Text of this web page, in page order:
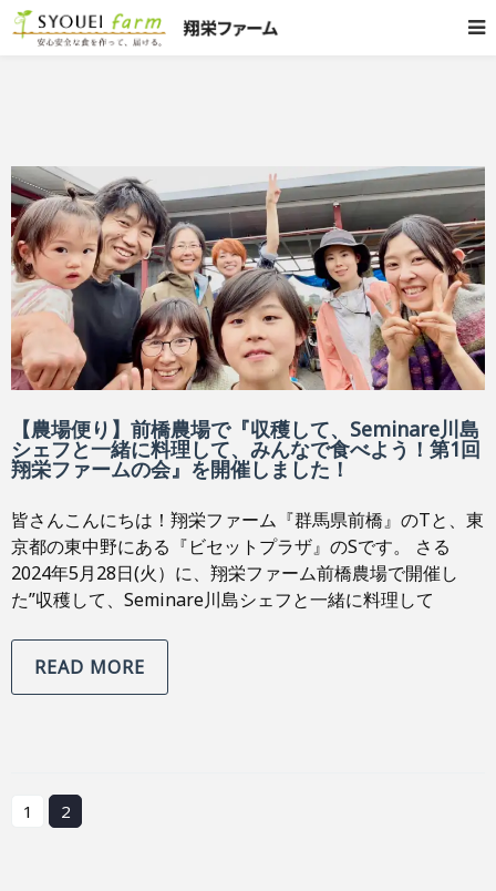
【農場便り】前橋農場で『収穫して、Seminare川島
シェフと一緒に料理して、みんなで食べよう！第1回
翔栄ファームの会』を開催しました！
皆さんこんにちは！翔栄ファーム『群馬県前橋』のTと、東
京都の東中野にある『ビセットプラザ』のSです。 さる
2024年5月28日(火）に、翔栄ファーム前橋農場で開催し
た”収穫して、Seminare川島シェフと一緒に料理して
READ MORE
1 2